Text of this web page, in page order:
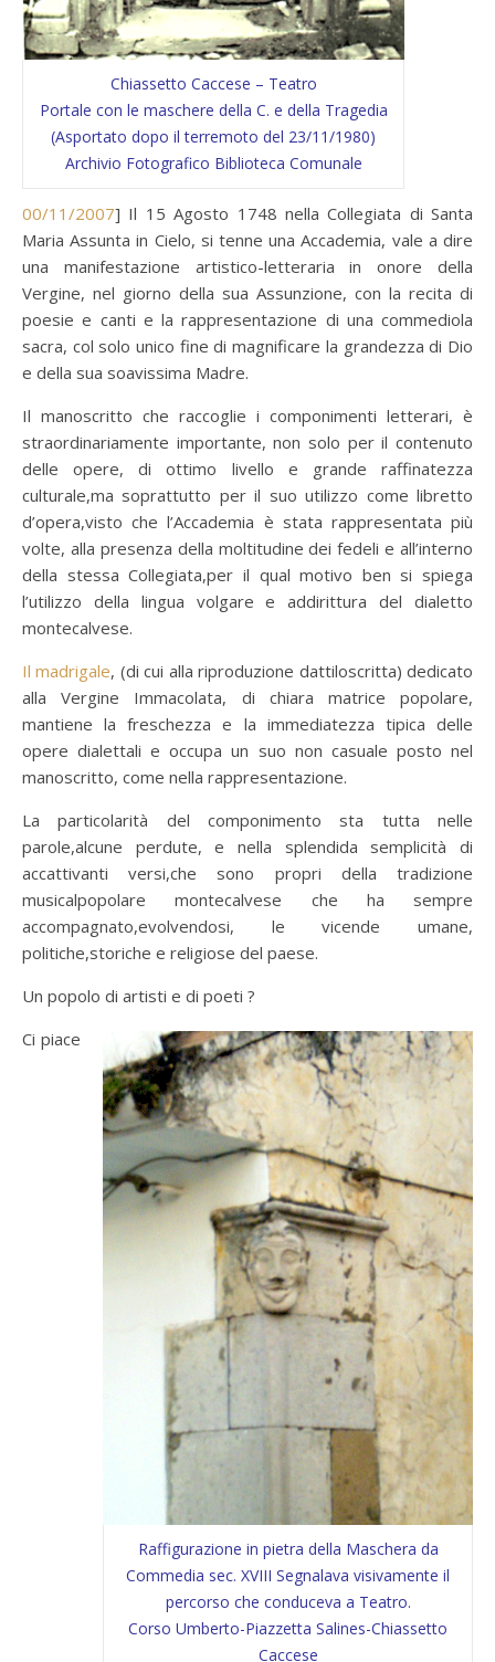
Chiassetto Caccese – Teatro
Portale con le maschere della C. e della Tragedia
(Asportato dopo il terremoto del 23/11/1980)
Archivio Fotografico Biblioteca Comunale
00/11/2007] Il 15 Agosto 1748 nella Collegiata di Santa
Maria Assunta in Cielo, si tenne una Accademia, vale a dire
una manifestazione artistico-letteraria in onore della
Vergine, nel giorno della sua Assunzione, con la recita di
poesie e canti e la rappresentazione di una commediola
sacra, col solo unico fine di magnificare la grandezza di Dio
e della sua soavissima Madre.
Il manoscritto che raccoglie i componimenti letterari, è
straordinariamente importante, non solo per il contenuto
delle opere, di ottimo livello e grande raffinatezza
culturale,ma soprattutto per il suo utilizzo come libretto
d’opera,visto che l’Accademia è stata rappresentata più
volte, alla presenza della moltitudine dei fedeli e all’interno
della stessa Collegiata,per il qual motivo ben si spiega
l’utilizzo della lingua volgare e addirittura del dialetto
montecalvese.
Il madrigale, (di cui alla riproduzione dattiloscritta) dedicato
alla Vergine Immacolata, di chiara matrice popolare,
mantiene la freschezza e la immediatezza tipica delle
opere dialettali e occupa un suo non casuale posto nel
manoscritto, come nella rappresentazione.
La particolarità del componimento sta tutta nelle
parole,alcune perdute, e nella splendida semplicità di
accattivanti versi,che sono propri della tradizione
musicalpopolare montecalvese che ha sempre
accompagnato,evolvendosi, le vicende umane,
politiche,storiche e religiose del paese.
Un popolo di artisti e di poeti ?
Raffigurazione in pietra della Maschera da
Commedia sec. XVIII Segnalava visivamente il
percorso che conduceva a Teatro.
Corso Umberto-Piazzetta Salines-Chiassetto
Caccese
Ci piace